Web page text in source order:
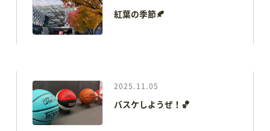
紅葉の季節🍂
2025.11.05
バスケしようぜ！🏀
アオーレ長岡って？
イベント情報